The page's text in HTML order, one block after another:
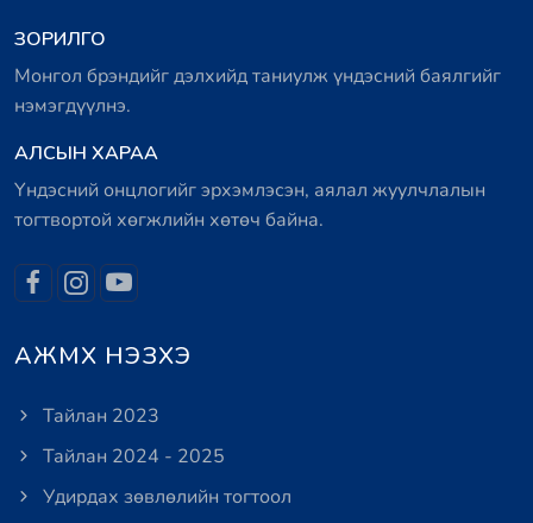
ЗОРИЛГО
Монгол брэндийг дэлхийд таниулж үндэсний баялгийг
нэмэгдүүлнэ.
АЛСЫН ХАРАА
Үндэсний онцлогийг эрхэмлэсэн, аялал жуулчлалын
тогтвортой хөгжлийн хөтөч байна.
АЖМХ НЭЗХЭ
Тайлан 2023
Тайлан 2024 - 2025
Удирдах зөвлөлийн тогтоол